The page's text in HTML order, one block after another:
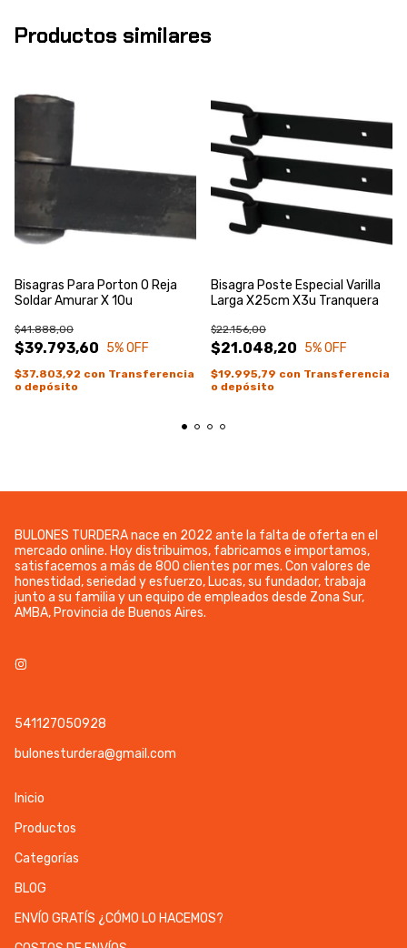
Productos similares
Bisagras Para Porton O Reja
Soldar Amurar X 10u
$39.793,60
$41.888,00
5% OFF
$37.803,92 con Transferencia
o depósito
Bisagra Poste Especial Varilla
Larga X25cm X3u Tranquera
$21.048,20
$22.156,00
5% OFF
$19.995,79 con Transferencia
o depósito
BULONES TURDERA nace en 2022 ante la falta de oferta en el
mercado online. Hoy distribuimos, fabricamos e importamos,
satisfacemos a más de 800 clientes por mes. Con valores de
honestidad, seriedad y esfuerzo, Lucas, su fundador, trabaja
junto a su familia y un equipo de empleados desde Zona Sur,
AMBA, Provincia de Buenos Aires.
541127050928
bulonesturdera@gmail.com
Inicio
Productos
Categorías
BLOG
ENVÍO GRATÍS ¿CÓMO LO HACEMOS?